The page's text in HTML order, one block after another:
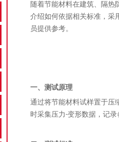
随着节能材料在建筑、 隔热
介绍如何依据相关标准，采
员提供参考。
一、测试原理
通过将节能材料试样置于压
时采集压力-变形数据，记录